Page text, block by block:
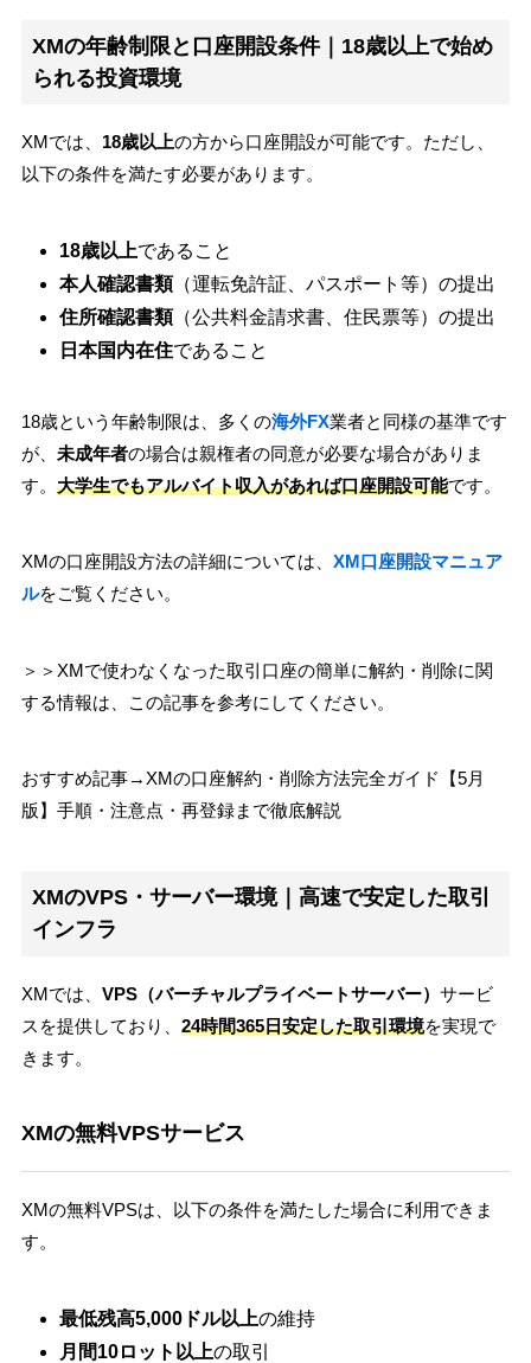
XMの年齢制限と口座開設条件｜18歳以上で始め
られる投資環境
XMでは、 18歳以上の方から口座開設が可能です。ただし、
以下の条件を満たす必要があります。
18歳以上であること
本人確認書類（運転免許証、パスポート等）の提出
住所確認書類（公共料金請求書、住民票等）の提出
日本国内在住であること
18歳という年齢制限は、多くの海外FX業者と同様の基準です
が、 未成年者の場合は親権者の同意が必要な場合がありま
す。 大学生でもアルバイト収入があれば口座開設可能です。
XMの口座開設方法の詳細については、 XM口座開設マニュア
ルをご覧ください。
＞＞XMで使わなくなった取引口座の簡単に解約・削除に関
する情報は、この記事を参考にしてください。
おすすめ記事→XMの口座解約・削除方法完全ガイド【5月
版】手順・注意点・再登録まで徹底解説
XMのVPS・サーバー環境｜高速で安定した取引
インフラ
XMでは、 VPS（バーチャルプライベートサーバー） サービ
スを提供しており、 24時間365日安定した取引環境を実現で
きます。
XMの無料VPSサービス
XMの無料VPSは、以下の条件を満たした場合に利用できま
す。
最低残高5,000ドル以上の維持
月間10ロット以上の取引